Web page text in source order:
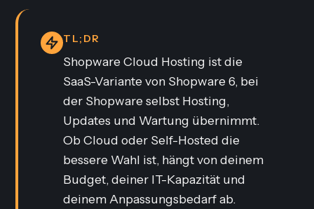
TL;DR
Shopware Cloud Hosting ist die
SaaS-Variante von Shopware 6, bei
der Shopware selbst Hosting,
Updates und Wartung übernimmt.
Ob Cloud oder Self-Hosted die
bessere Wahl ist, hängt von deinem
Budget, deiner IT-Kapazität und
deinem Anpassungsbedarf ab.